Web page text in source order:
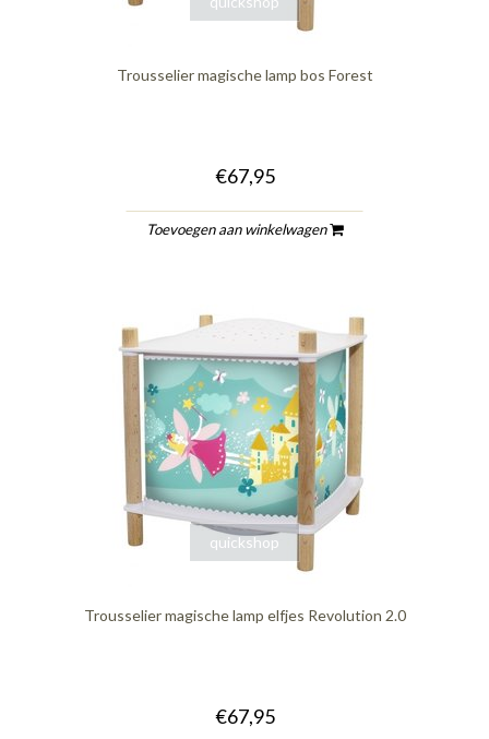
Trousselier magische lamp bos Forest
€67,95
Toevoegen aan winkelwagen
quickshop
Trousselier magische lamp elfjes Revolution 2.0
€67,95